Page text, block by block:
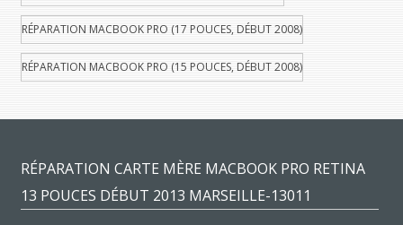
RÉPARATION MACBOOK PRO (17 POUCES, DÉBUT 2008)
RÉPARATION MACBOOK PRO (15 POUCES, DÉBUT 2008)
RÉPARATION CARTE MÈRE MACBOOK PRO RETINA
13 POUCES DÉBUT 2013 MARSEILLE-13011